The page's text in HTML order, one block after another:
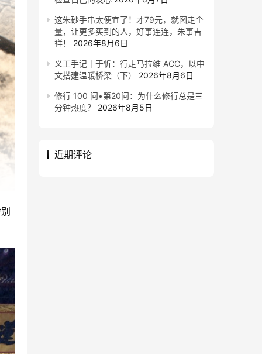
这朱砂手串太便宜了！才79元，就图走个
量，让更多买到的人，好事连连，朱事吉
祥！
2026年8月6日
义工手记｜于忻：行走马拉维 ACC，以中
文搭建温暖桥梁（下）
2026年8月6日
修行 100 问•第20问：为什么修行总是三
分钟热度？
2026年8月5日
近期评论